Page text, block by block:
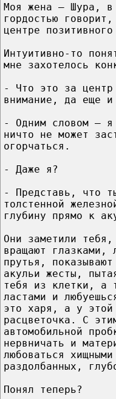
Моя жена – Шура, в
гордостью
центре
Интуитивно-то
мне захотелось
- Что это за
внимание, да еще и
- Одним словом –
ничто не может
огорчаться.
- Даже я?
- Представь, что
толстенной
глубину прямо к
Они заметили
вращают глазками,
прутья,
акульи жесты,
тебя из клетки, а
ластами и
это харя, а у этой
расцветочка. С
автомобильной
нервничать и
любоваться
раздолбанных,
Понял теперь?